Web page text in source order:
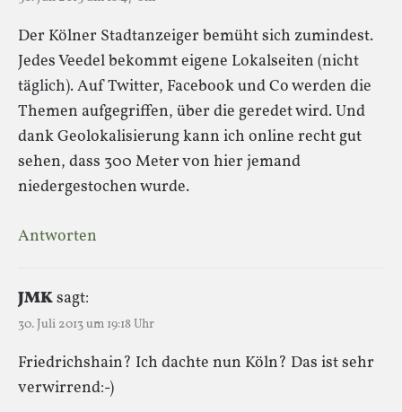
Der Kölner Stadtanzeiger bemüht sich zumindest.
Jedes Veedel bekommt eigene Lokalseiten (nicht
täglich). Auf Twitter, Facebook und Co werden die
Themen aufgegriffen, über die geredet wird. Und
dank Geolokalisierung kann ich online recht gut
sehen, dass 300 Meter von hier jemand
niedergestochen wurde.
Antworten
JMKsagt:
30. Juli 2013 um 19:18 Uhr
Friedrichshain? Ich dachte nun Köln? Das ist sehr
verwirrend:-)